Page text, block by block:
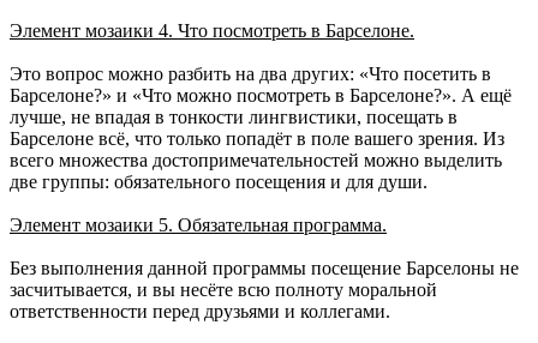
Элемент мозаики 4. Что посмотреть в Барселоне.
Это вопрос можно разбить на два других: «Что посетить в
Барселоне?» и «Что можно посмотреть в Барселоне?». А ещё
лучше, не впадая в тонкости лингвистики, посещать в
Барселоне всё, что только попадёт в поле вашего зрения. Из
всего множества достопримечательностей можно выделить
две группы: обязательного посещения и для души.
Элемент мозаики 5. Обязательная программа.
Без выполнения данной программы посещение Барселоны не
засчитывается, и вы несёте всю полноту моральной
ответственности перед друзьями и коллегами.